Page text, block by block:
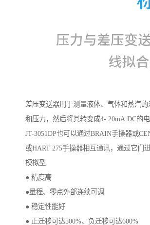
差压变送器用于测量液体、气体和蒸汽
和压力，然后将其转变成4- 20mA DC的电
JT-3051DP也可以通过BRAIN手操器或
或HART 275手操器相互通讯，通过它们
模拟型
● 精度高
●量程、零点外部连续可调
● 稳定性能好
● 正迁移可达500%、负迁移可达600%